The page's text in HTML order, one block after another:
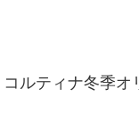
ルティナ冬季オ